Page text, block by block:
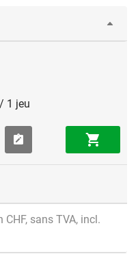
1 jeu
sans TVA, incl.